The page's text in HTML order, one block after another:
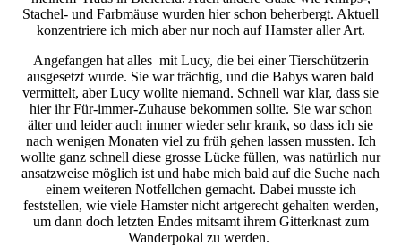
Stachel- und Farbmäuse wurden hier schon beherbergt. Aktuell
konzentriere ich mich aber nur noch auf Hamster aller Art.
Angefangen hat alles mit Lucy, die bei einer Tierschützerin
ausgesetzt wurde. Sie war trächtig, und die Babys waren bald
vermittelt, aber Lucy wollte niemand. Schnell war klar, dass sie
hier ihr Für-immer-Zuhause bekommen sollte. Sie war schon
älter und leider auch immer wieder sehr krank, so dass ich sie
nach wenigen Monaten viel zu früh gehen lassen mussten. Ich
wollte ganz schnell diese grosse Lücke füllen, was natürlich nur
ansatzweise möglich ist und habe mich bald auf die Suche nach
einem weiteren Notfellchen gemacht. Dabei musste ich
feststellen, wie viele Hamster nicht artgerecht gehalten werden,
um dann doch letzten Endes mitsamt ihrem Gitterknast zum
Wanderpokal zu werden.